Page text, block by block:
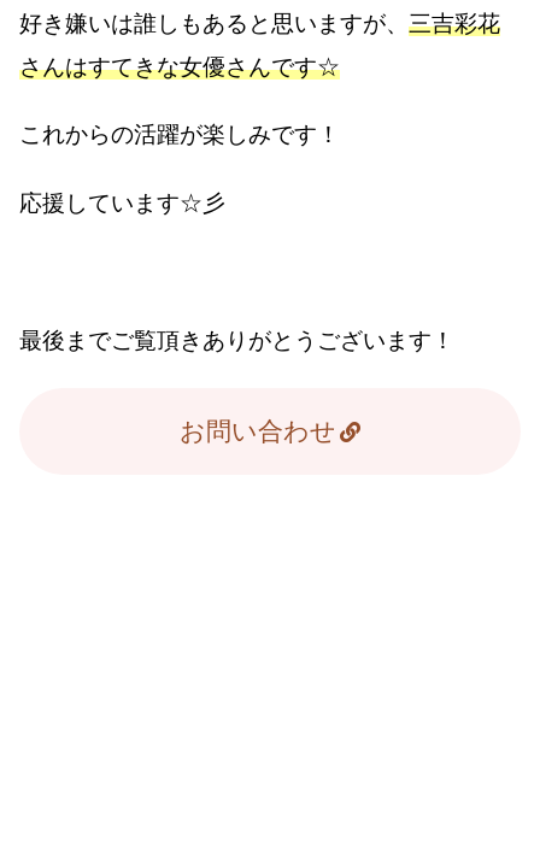
好き嫌いは誰しもあると思いますが、 三吉彩花
さんはすてきな女優さんです☆
これからの活躍が楽しみです！
応援しています☆彡
最後までご覧頂きありがとうございます！
お問い合わせ